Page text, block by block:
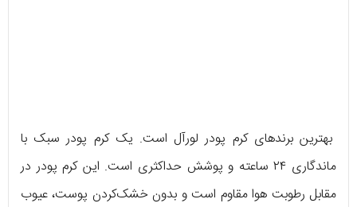
بهترین برندهای کرم پودر لورآل است. یک کرم پودر سبک با
ماندگاری ۲۴ ساعته و پوشش حداکثری است. این کرم پودر در
مقابل رطوبت هوا مقاوم است و بدون خشک‌کردن پوست، عیوب